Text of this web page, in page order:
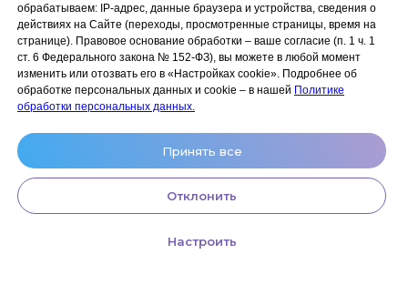
обрабатываем: IP‑адрес, данные браузера и устройства, сведения о
действиях на Сайте (переходы, просмотренные страницы, время на
странице). Правовое основание обработки – ваше согласие (п. 1 ч. 1
ст. 6 Федерального закона № 152‑ФЗ), вы можете в любой момент
изменить или отозвать его в «Настройках cookie». Подробнее об
обработке персональных данных и cookie – в нашей Политике
обработки персональных данных.
Принять все
Отклонить
Настроить
Акции и скидки
Оплата, доставка и возврат
Сотрудничество
Личный кабинет (Обучение)
Политика
конфиденциальности
Согласие на обработку
персональных данных
космецевтики